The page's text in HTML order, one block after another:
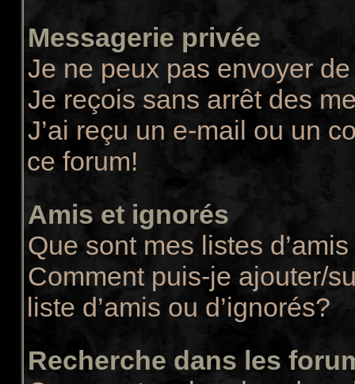
Messagerie privée
Je ne peux pas envoyer
Je reçois sans arrêt des
J’ai reçu un e-mail ou un
ce forum!
Amis et ignorés
Que sont mes listes
Comment puis-je ajouter/
liste d’amis ou d’ignorés?
Recherche dans les